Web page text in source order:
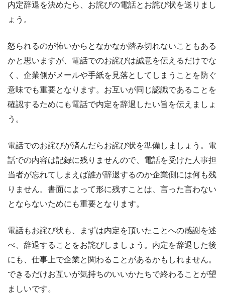
内定辞退を決めたら、お詫びの電話とお詫び状を送りまし
ょう。
怒られるのが怖いからとなかなか踏み切れないこともある
かと思いますが、電話でのお詫びは誠意を伝えるだけでな
く、企業側がメールや手紙を見落としてしまうことを防ぐ
意味でも重要となります。お互いが同じ認識であることを
確認するためにも電話で内定を辞退したい旨を伝えましょ
う。
電話でのお詫びが済んだらお詫び状を準備しましょう。電
話での内容は記録に残りませんので、電話を受けた人事担
当者が忘れてしまえば誰が辞退するのか企業側には何も残
りません。書面によって形に残すことは、言った言わない
とならないためにも重要となります。
電話もお詫び状も、まずは内定を頂いたことへの感謝を述
べ、辞退することをお詫びしましょう。内定を辞退した後
にも、仕事上で企業と関わることがあるかもしれません。
できるだけお互いが気持ちのいいかたちで終わることが望
ましいです。